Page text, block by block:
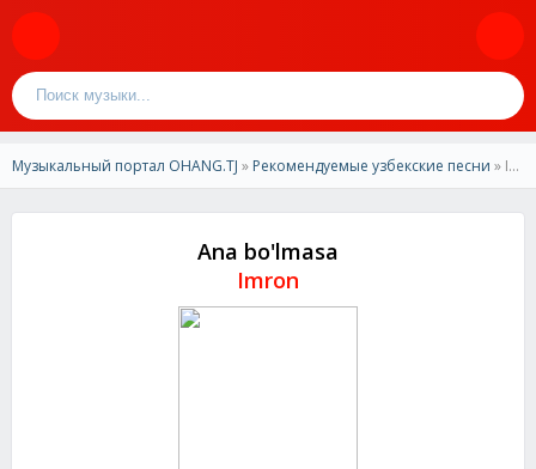
Музыкальный портал OHANG.TJ » Рекомендуемые узбекские песни » Imron - Ana bo'lmasa
Ana bo'lmasa
Imron